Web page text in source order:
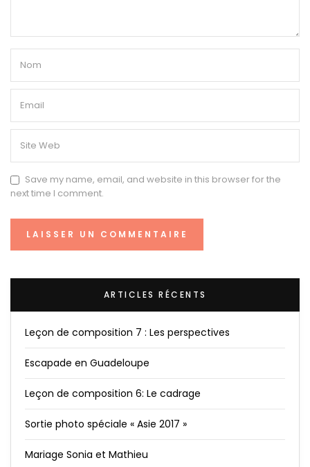
Save my name, email, and website in this browser for the
next time I comment.
ARTICLES RÉCENTS
Leçon de composition 7 : Les perspectives
Escapade en Guadeloupe
Leçon de composition 6: Le cadrage
Sortie photo spéciale « Asie 2017 »
Mariage Sonia et Mathieu